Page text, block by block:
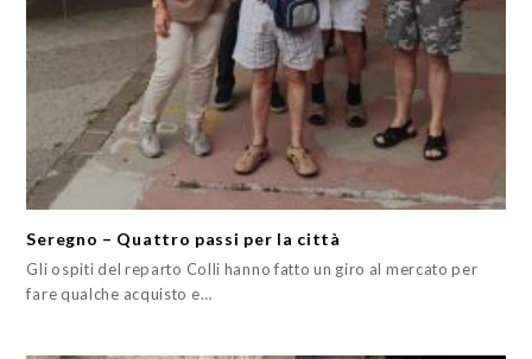
Seregno – Quattro passi per la città
Gli ospiti del reparto Colli hanno fatto un giro al mercato per
fare qualche acquisto e…